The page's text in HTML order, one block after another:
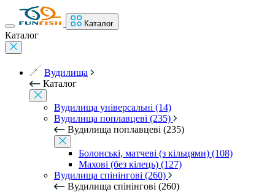
Каталог
Каталог
Вудилища
Каталог
Вудилища універсальні (14)
Вудилища поплавцеві (235)
Вудилища поплавцеві (235)
Болонські, матчеві (з кільцями) (108)
Махові (без кілець) (127)
Вудилища спінінгові (260)
Вудилища спінінгові (260)